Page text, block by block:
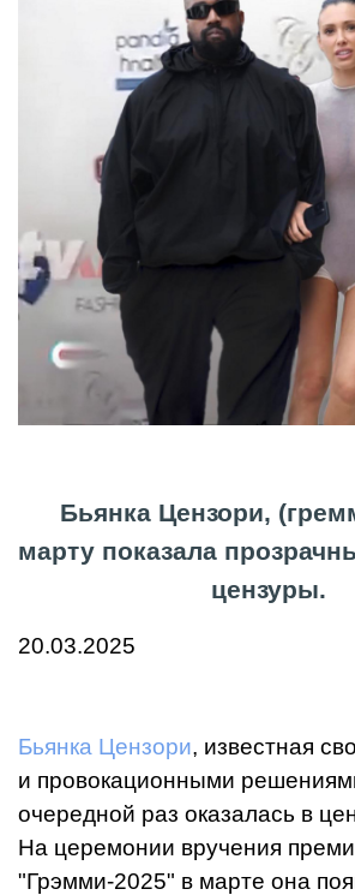
Бьянка Цензори,
марту показала
цензуры.
20.03.2025
Бьянка Цензори, известная
и провокационными
очередной раз оказалась в
На церемонии вручения
"Грэмми-2025" в марте она